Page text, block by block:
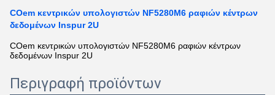
COem κεντρικών υπολογιστών NF5280M6 ραφιών κέντρων
δεδομένων Inspur 2U
COem κεντρικών υπολογιστών NF5280M6 ραφιών κέντρων
δεδομένων Inspur 2U
Περιγραφή προϊόντων